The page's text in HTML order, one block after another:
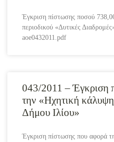
Έγκριση πίστωσης ποσού
περιοδικού «Δυτικές
aoe0432011.pdf
043/2011 – Έγκριση
την «Ηχητική
Δήμου Ιλίου»
Έγκριση πίστωσης που αφορά